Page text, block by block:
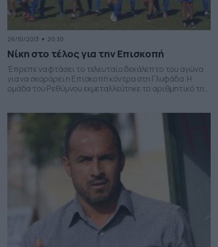
26/10/2013 20:30
Νίκη στο τέλος για την Επισκοπή
Έπρεπε να φτάσει το τελευταίο δεκάλεπτο του αγώνα
για να σκοράρει η Επισκοπή κόντρα στη Γλυφάδα. Η
ομάδα του Ρεθύμνου εκμεταλλεύτηκε το αριθμητικό της
Μαρτσάκης στο 81′ και το τελικό 0-2 έγραψε
Σουμπασάκης στο 87′. Η […]